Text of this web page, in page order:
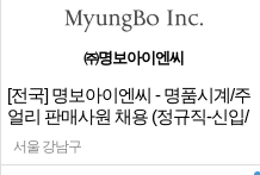
㈜명보아이엔씨
[전국] 명보아이엔씨 - 명품시계/주
얼리 판매사원 채용 (정규직-신입/
경력)
서울 강남구